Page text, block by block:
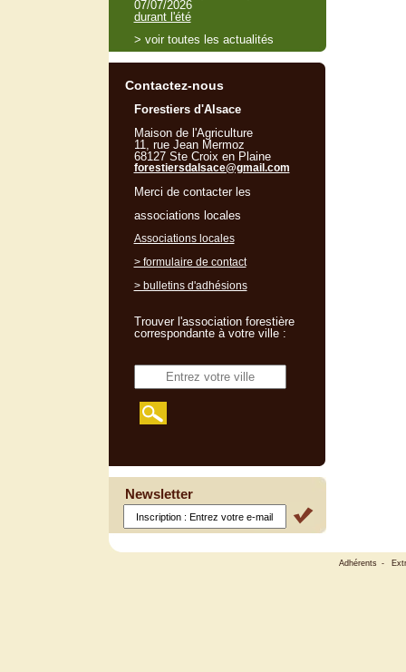
07/07/2026
durant l'été
> voir toutes les actualités
Contactez-nous
Forestiers d'Alsace
Maison de l'Agriculture
11, rue Jean Mermoz
68127 Ste Croix en Plaine
forestiersdalsace@gmail.com
Merci de contacter les
associations locales
Associations locales
> formulaire de contact
> bulletins d'adhésions
Trouver l'association forestière
correspondante à votre ville :
Newsletter
Adhérents -